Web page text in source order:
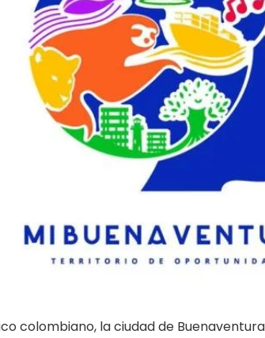
colombiano, la ciudad de